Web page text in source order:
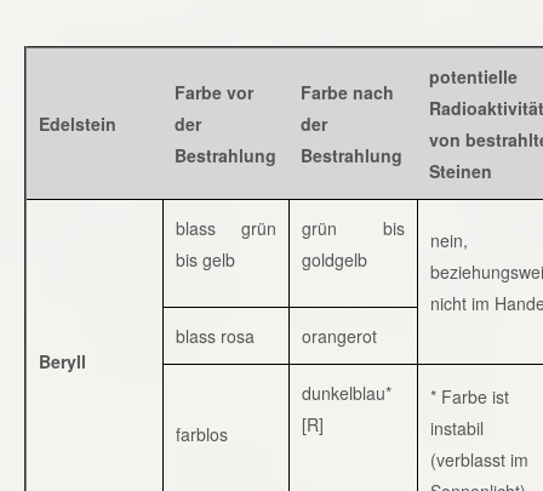
Edelstein
Farbe vor
der
Bestrahlung
Farbe nach
der
Bestrahlung
potentielle
Radioaktivität
von
Steinen
Beryll
blass grün
bis gelb
grün bis
goldgelb
nein,
nicht im
blass rosa
orangerot
farblos
dunkelblau*
[R]
* Farbe ist
instabil
(verblasst im